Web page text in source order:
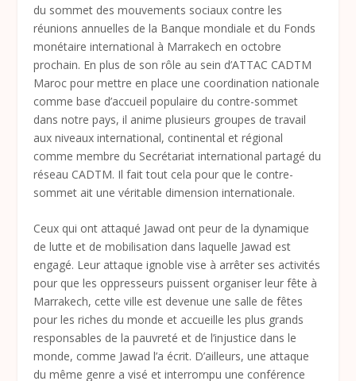
du sommet des mouvements sociaux contre les
réunions annuelles de la Banque mondiale et du Fonds
monétaire international à Marrakech en octobre
prochain. En plus de son rôle au sein d’ATTAC CADTM
Maroc pour mettre en place une coordination nationale
comme base d’accueil populaire du contre-sommet
dans notre pays, il anime plusieurs groupes de travail
aux niveaux international, continental et régional
comme membre du Secrétariat international partagé du
réseau CADTM. Il fait tout cela pour que le contre-
sommet ait une véritable dimension internationale.
Ceux qui ont attaqué Jawad ont peur de la dynamique
de lutte et de mobilisation dans laquelle Jawad est
engagé. Leur attaque ignoble vise à arrêter ses activités
pour que les oppresseurs puissent organiser leur fête à
Marrakech, cette ville est devenue une salle de fêtes
pour les riches du monde et accueille les plus grands
responsables de la pauvreté et de l’injustice dans le
monde, comme Jawad l’a écrit. D’ailleurs, une attaque
du même genre a visé et interrompu une conférence